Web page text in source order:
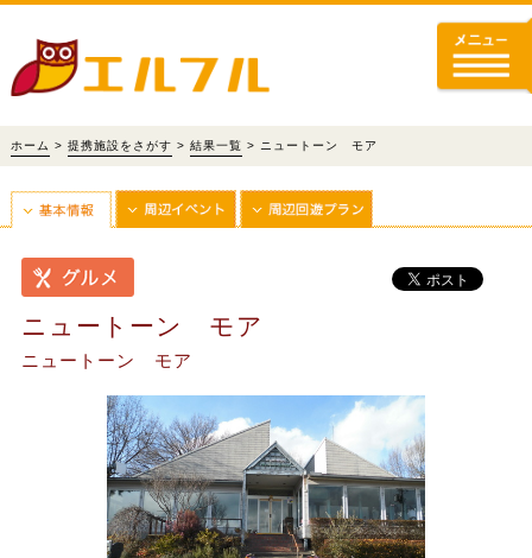
ホーム > 提携施設をさがす > 結果一覧 > ニュートーン モア
ニュートーン モア
ニュートーン モア